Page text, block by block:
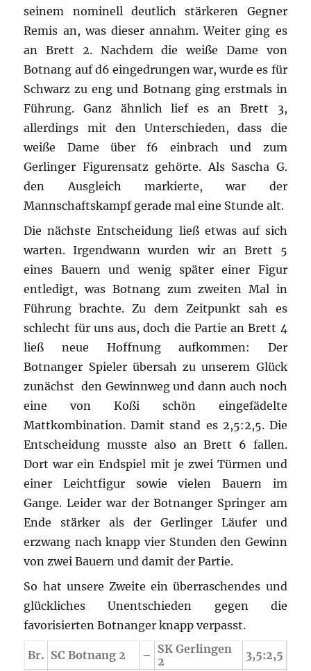
seinem nominell deutlich stärkeren Gegner
Remis an, was dieser annahm. Weiter ging es
an Brett 2. Nachdem die weiße Dame von
Botnang auf d6 eingedrungen war, wurde es für
Schwarz zu eng und Botnang ging erstmals in
Führung. Ganz ähnlich lief es an Brett 3,
allerdings mit den Unterschieden, dass die
weiße Dame über f6 einbrach und zum
Gerlinger Figurensatz gehörte. Als Sascha G.
den Ausgleich markierte, war der
Mannschaftskampf gerade mal eine Stunde alt.
Die nächste Entscheidung ließ etwas auf sich
warten. Irgendwann wurden wir an Brett 5
eines Bauern und wenig später einer Figur
entledigt, was Botnang zum zweiten Mal in
Führung brachte. Zu dem Zeitpunkt sah es
schlecht für uns aus, doch die Partie an Brett 4
ließ neue Hoffnung aufkommen: Der
Botnanger Spieler übersah zu unserem Glück
zunächst den Gewinnweg und dann auch noch
eine von Koßi schön eingefädelte
Mattkombination. Damit stand es 2,5:2,5. Die
Entscheidung musste also an Brett 6 fallen.
Dort war ein Endspiel mit je zwei Türmen und
einer Leichtfigur sowie vielen Bauern im
Gange. Leider war der Botnanger Springer am
Ende stärker als der Gerlinger Läufer und
erzwang nach knapp vier Stunden den Gewinn
von zwei Bauern und damit der Partie.
So hat unsere Zweite ein überraschendes und
glückliches Unentschieden gegen die
favorisierten Botnanger knapp verpasst.
Br. SC Botnang 2 – SK Gerlingen
2
3,5:2,5